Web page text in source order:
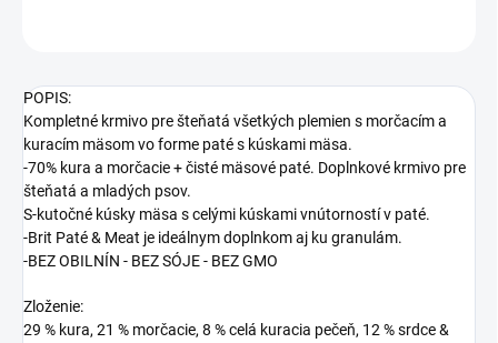
POPIS:
Kompletné krmivo pre šteňatá všetkých plemien s morčacím a
kuracím mäsom vo forme paté s kúskami mäsa.
-70% kura a morčacie + čisté mäsové paté. Doplnkové krmivo pre
šteňatá a mladých psov.
S-kutočné kúsky mäsa s celými kúskami vnútorností v paté.
-Brit Paté & Meat je ideálnym doplnkom aj ku granulám.
-BEZ OBILNÍN - BEZ SÓJE - BEZ GMO
Zloženie:
29 % kura, 21 % morčacie, 8 % celá kuracia pečeň, 12 % srdce &